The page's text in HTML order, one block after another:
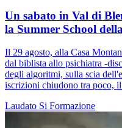
Un sabato in Val di
la Summer School
Il 29 agosto, alla Casa
dal biblista allo psichiatra -
degli algoritmi, sulla scia
iscrizioni chiudono tra poco, il
Laudato Si Formazione